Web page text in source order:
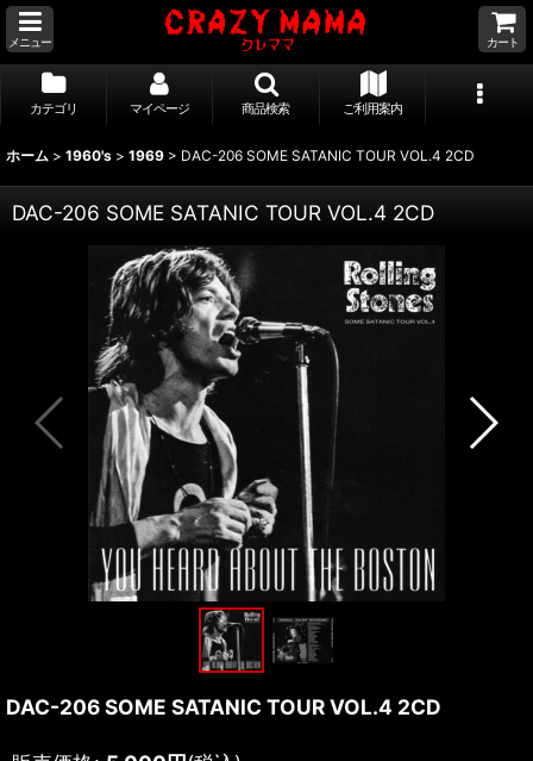
メニュー カート
カテゴリ マイページ 商品検索 ご利用案内
ホーム > 1960's > 1969 > DAC-206 SOME SATANIC TOUR VOL.4 2CD
DAC-206 SOME SATANIC TOUR VOL.4 2CD
DAC-206 SOME SATANIC TOUR VOL.4 2CD